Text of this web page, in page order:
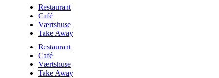
Restaurant
Café
Værtshuse
Take Away
Restaurant
Café
Værtshuse
Take Away